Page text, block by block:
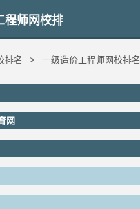
程师网校排
排名 > 一级造价工程师网校排名
网